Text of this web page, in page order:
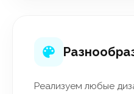
Реализуем любые